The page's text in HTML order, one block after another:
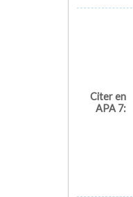
Citer en
APA 7: